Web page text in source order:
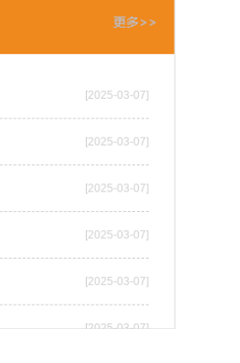
[2025-03-07]
[2025-03-07]
[2025-03-07]
[2025-03-07]
[2025-03-07]
[2025-03-07]